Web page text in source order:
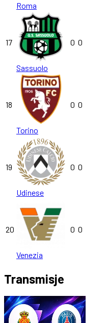
Roma
17
Sassuolo
0 0
18
Torino
0 0
19
Udinese
0 0
20
Venezia
0 0
Transmisje